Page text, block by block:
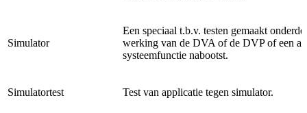
Simulator
Een speciaal t.b.v. testen gemaakt
werking van de DVA of de DVP of een
systeemfunctie nabootst.
Simulatortest Test van applicatie tegen simulator.